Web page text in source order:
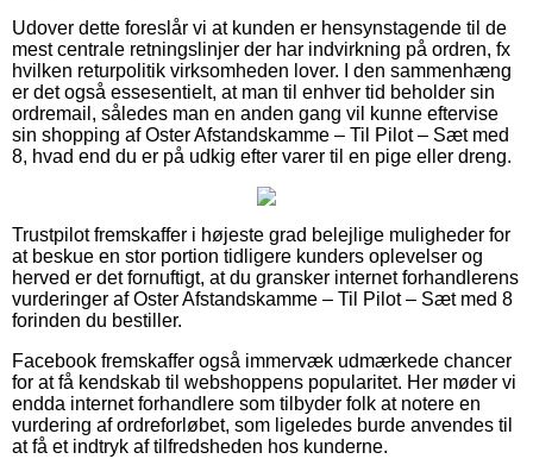
Udover dette foreslår vi at kunden er hensynstagende til de
mest centrale retningslinjer der har indvirkning på ordren, fx
hvilken returpolitik virksomheden lover. I den sammenhæng
er det også essesentielt, at man til enhver tid beholder sin
ordremail, således man en anden gang vil kunne eftervise
sin shopping af Oster Afstandskamme – Til Pilot – Sæt med
8, hvad end du er på udkig efter varer til en pige eller dreng.
Trustpilot fremskaffer i højeste grad belejlige muligheder for
at beskue en stor portion tidligere kunders oplevelser og
herved er det fornuftigt, at du gransker internet forhandlerens
vurderinger af Oster Afstandskamme – Til Pilot – Sæt med 8
forinden du bestiller.
Facebook fremskaffer også immervæk udmærkede chancer
for at få kendskab til webshoppens popularitet. Her møder vi
endda internet forhandlere som tilbyder folk at notere en
vurdering af ordreforløbet, som ligeledes burde anvendes til
at få et indtryk af tilfredsheden hos kunderne.